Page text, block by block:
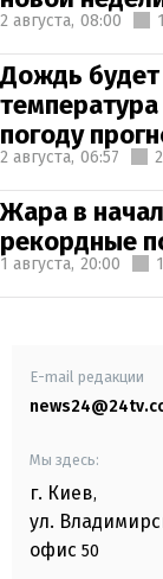
2 августа, 08:00
Дождь будет
погоду
2 августа, 06:57
Жара в
рекордные
1 августа, 20:00
E-mail редакции
Мы здесь:
г. Киев,
ул.
офис 50